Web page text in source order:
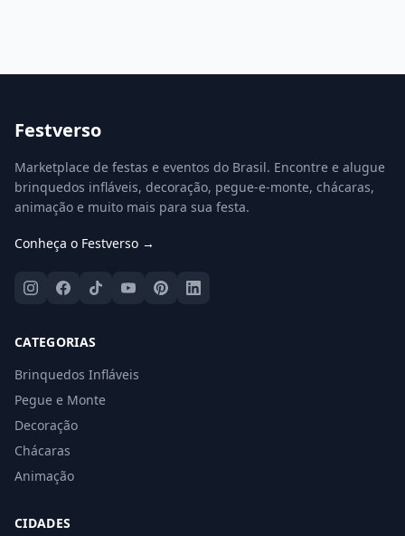
Festverso
Marketplace de festas e eventos do Brasil. Encontre e alugue
brinquedos infláveis, decoração, pegue-e-monte, chácaras,
animação e muito mais para sua festa.
Conheça o Festverso →
CATEGORIAS
Brinquedos Infláveis
Pegue e Monte
Decoração
Chácaras
Animação
CIDADES